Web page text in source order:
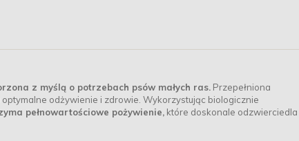
z myślą o potrzebach psów małych ras. Przepełniona
odżywienie i zdrowie. Wykorzystując biologicznie
pełnowartościowe pożywienie, które doskonale odzwierciedla